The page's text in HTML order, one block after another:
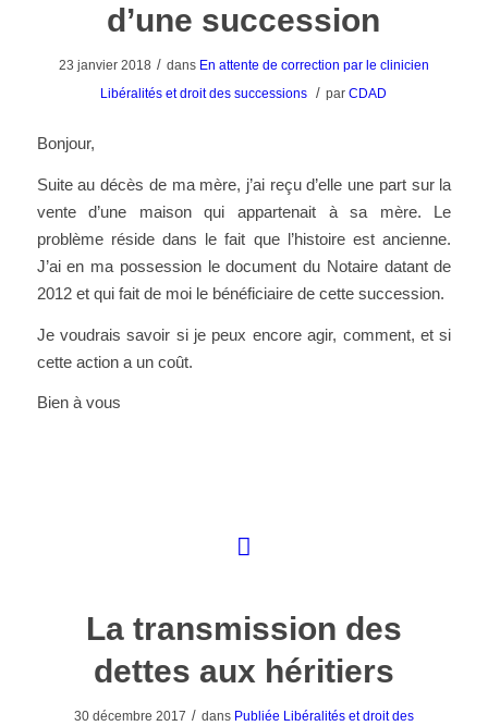
d’une succession
23 janvier 2018 / dans En attente de correction par le clinicien
Libéralités et droit des successions
/ parCDAD
Bonjour,
Suite au décès de ma mère, j’ai reçu d’elle une part sur la
vente d’une maison qui appartenait à sa mère. Le
problème réside dans le fait que l’histoire est ancienne.
J’ai en ma possession le document du Notaire datant de
2012 et qui fait de moi le bénéficiaire de cette succession.
Je voudrais savoir si je peux encore agir, comment, et si
cette action a un coût.
Bien à vous
La transmission des
dettes aux héritiers
30 décembre 2017 / dans Publiée Libéralités et droit des